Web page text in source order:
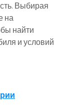
Выбирая
на
найти
и условий